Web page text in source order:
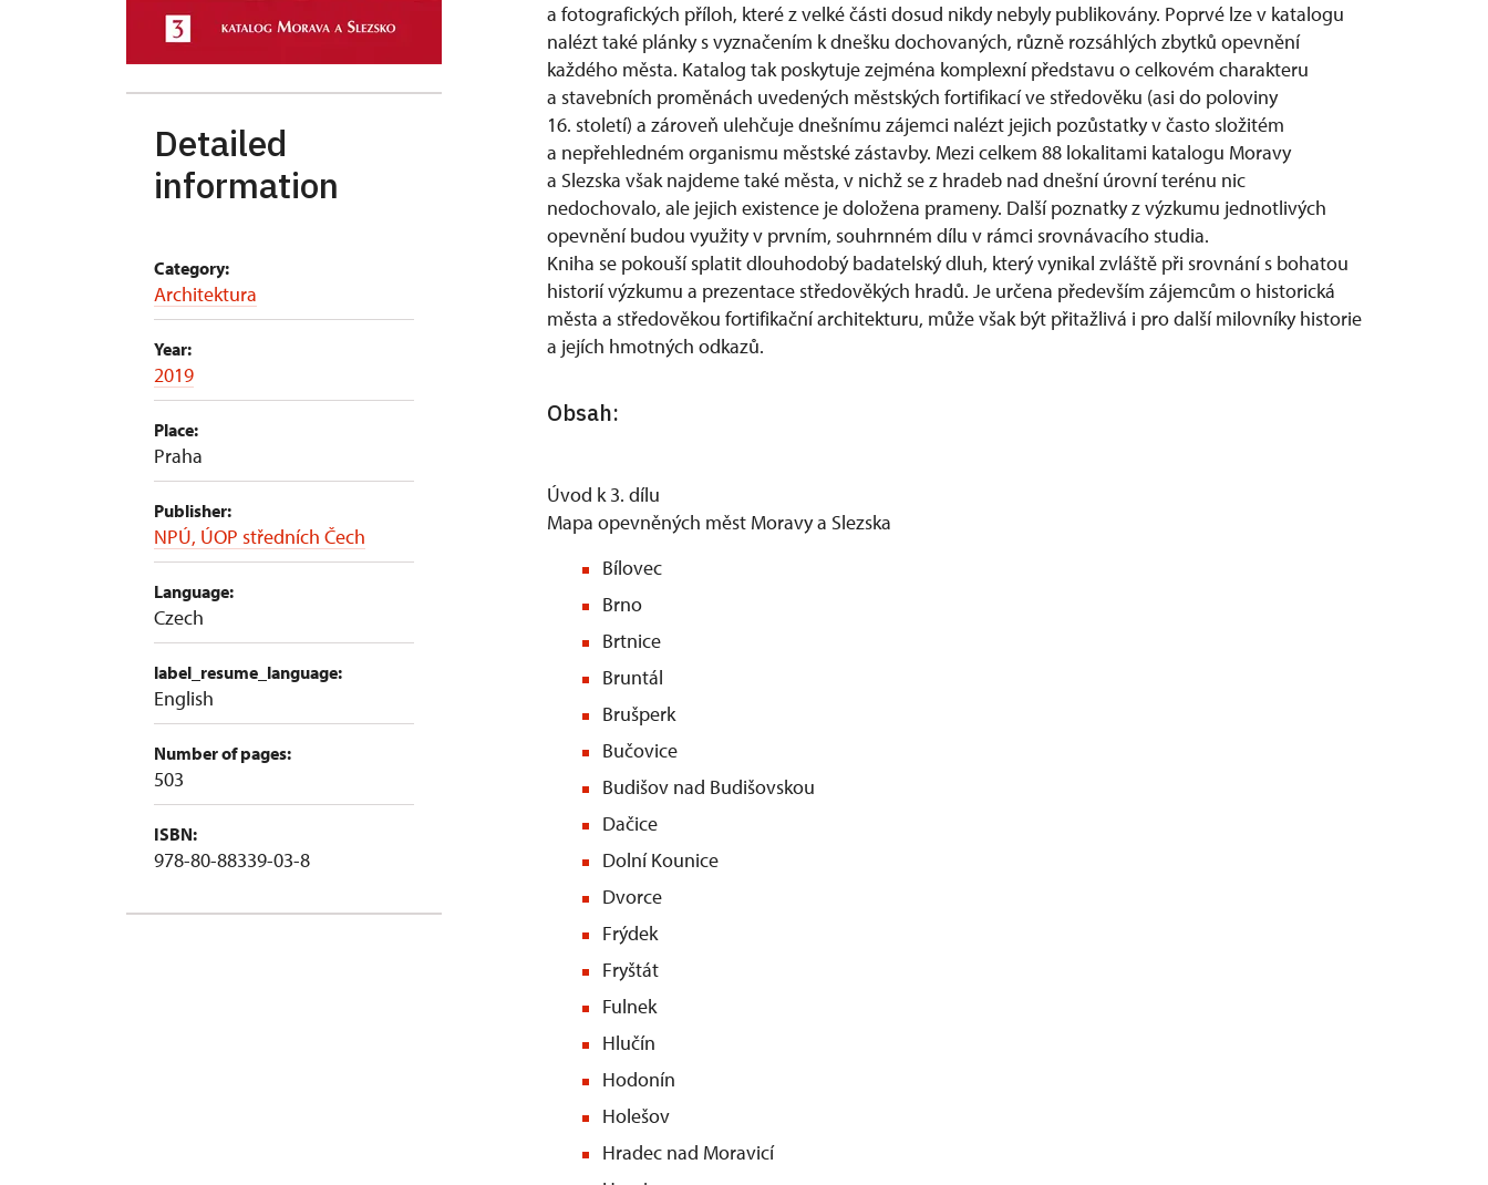
Detailed
information
Category:
Architektura
Year:
2019
Place:
Praha
Publisher:
NPÚ, ÚOP středních Čech
Language:
Czech
label_resume_language:
English
Number of pages:
503
ISBN:
978-80-88339-03-8
a fotografických příloh, které z velké části dosud nikdy nebyly publikovány. Poprvé lze v katalogu
nalézt také plánky s vyznačením k dnešku dochovaných, různě rozsáhlých zbytků opevnění
každého města. Katalog tak poskytuje zejména komplexní představu o celkovém charakteru
a stavebních proměnách uvedených městských fortifikací ve středověku (asi do poloviny
16. století) a zároveň ulehčuje dnešnímu zájemci nalézt jejich pozůstatky v často složitém
a nepřehledném organismu městské zástavby. Mezi celkem 88 lokalitami katalogu Moravy
a Slezska však najdeme také města, v nichž se z hradeb nad dnešní úrovní terénu nic
nedochovalo, ale jejich existence je doložena prameny. Další poznatky z výzkumu jednotlivých
opevnění budou využity v prvním, souhrnném dílu v rámci srovnávacího studia.
Kniha se pokouší splatit dlouhodobý badatelský dluh, který vynikal zvláště při srovnání s bohatou
historií výzkumu a prezentace středověkých hradů. Je určena především zájemcům o historická
města a středověkou fortifikační architekturu, může však být přitažlivá i pro další milovníky historie
a jejích hmotných odkazů.
Obsah:
Úvod k 3. dílu
Mapa opevněných měst Moravy a Slezska
Bílovec
Brno
Brtnice
Bruntál
Brušperk
Bučovice
Budišov nad Budišovskou
Dačice
Dolní Kounice
Dvorce
Frýdek
Fryštát
Fulnek
Hlučín
Hodonín
Holešov
Hradec nad Moravicí